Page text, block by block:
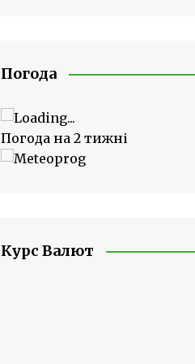
Погода
Погода на 2 тижні
Курс Валют